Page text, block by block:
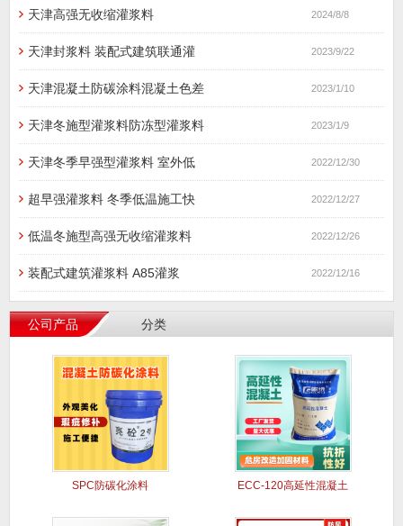
天津高强无收缩灌浆料 2024/8/8
天津封浆料 装配式建筑联通灌 2023/9/22
天津混凝土防碳涂料混凝土色差 2023/1/10
天津冬施型灌浆料防冻型灌浆料 2023/1/9
天津冬季早强型灌浆料 室外低 2022/12/30
超早强灌浆料 冬季低温施工快 2022/12/27
低温冬施型高强无收缩灌浆料 2022/12/26
装配式建筑灌浆料 A85灌浆 2022/12/16
公司产品 分类
SPC防碳化涂料 ECC-120高延性混凝土